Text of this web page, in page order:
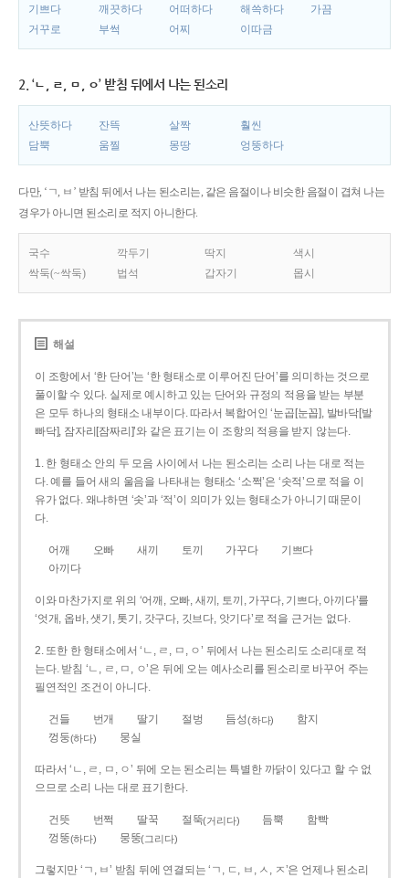
기쁘다
깨끗하다 어떠하다 해쓱하다
가끔
거꾸로
부썩 어찌 이따금
2. ‘ㄴ, ㄹ, ㅁ, ㅇ’ 받침 뒤에서 나는 된소리
산뜻하다 잔뜩 살짝
훨씬
담뿍
움찔 몽땅 엉뚱하다
다만, ‘ㄱ, ㅂ’ 받침 뒤에서 나는 된소리는, 같은 음절이나 비슷한 음절이 겹쳐 나는
경우가 아니면 된소리로 적지 아니한다.
국수 깍두기 딱지
색시
싹둑(~싹둑)
법석 갑자기 몹시
해설
이 조항에서 ‘한 단어’는 ‘한 형태소로 이루어진 단어’를 의미하는 것으로
풀이할 수 있다. 실제로 예시하고 있는 단어와 규정의 적용을 받는 부분
은 모두 하나의 형태소 내부이다. 따라서 복합어인 ‘눈곱[눈꼽], 발바닥[발
빠닥], 잠자리[잠짜리]’와 같은 표기는 이 조항의 적용을 받지 않는다.
1. 한 형태소 안의 두 모음 사이에서 나는 된소리는 소리 나는 대로 적는
다. 예를 들어 새의 울음을 나타내는 형태소 ‘소쩍’은 ‘솟적’으로 적을 이
유가 없다. 왜냐하면 ‘솟’과 ‘적’이 의미가 있는 형태소가 아니기 때문이
다.
어깨 오빠 새끼 토끼 가꾸다
기쁘다
아끼다
이와 마찬가지로 위의 ‘어깨, 오빠, 새끼, 토끼, 가꾸다, 기쁘다, 아끼다’를
‘엇개, 옵바, 샛기, 톳기, 갓구다, 깃브다, 앗기다’로 적을 근거는 없다.
2. 또한 한 형태소에서 ‘ㄴ, ㄹ, ㅁ, ㅇ’ 뒤에서 나는 된소리도 소리대로 적
는다. 받침 ‘ㄴ, ㄹ, ㅁ, ㅇ’은 뒤에 오는 예사소리를 된소리로 바꾸어 주는
필연적인 조건이 아니다.
건들 번개 딸기 절벙 듬성(하다)
함지
껑둥(하다) 뭉실
따라서 ‘ㄴ, ㄹ, ㅁ, ㅇ’ 뒤에 오는 된소리는 특별한 까닭이 있다고 할 수 없
으므로 소리 나는 대로 표기한다.
건뜻 번쩍 딸꾹 절뚝(거리다) 듬뿍
함빡
껑뚱(하다) 뭉뚱(그리다)
그렇지만 ‘ㄱ, ㅂ’ 받침 뒤에 연결되는 ‘ㄱ, ㄷ, ㅂ, ㅅ, ㅈ’은 언제나 된소리